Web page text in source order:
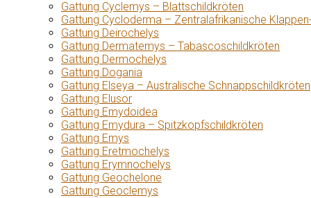
Gattung Cyclemys – Blattschildkröten
Gattung Cycloderma – Zentralafrikanische
Gattung Deirochelys
Gattung Dermatemys – Tabascoschildkröten
Gattung Dermochelys
Gattung Dogania
Gattung Elseya – Australische Schnappschildkröten
Gattung Elusor
Gattung Emydoidea
Gattung Emydura – Spitzkopfschildkröten
Gattung Emys
Gattung Eretmochelys
Gattung Erymnochelys
Gattung Geochelone
Gattung Geoclemys